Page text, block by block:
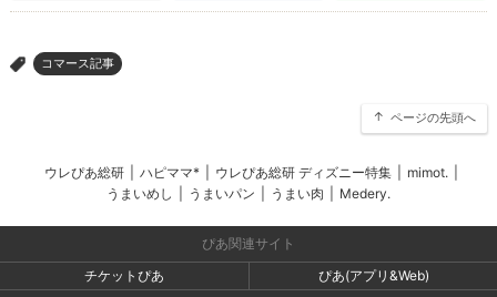
> コマース記事
ページの先頭へ
ウレぴあ総研 ハピママ* ウレぴあ総研 ディズニー特集 mimot.
うまいめし
うまいパン うまい肉 Medery.
ぴあ関連サイト
チケットぴあ
ぴあ(アプリ&Web)